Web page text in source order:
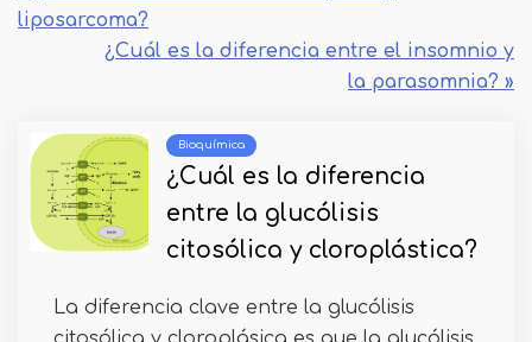
liposarcoma?
¿Cuál es la diferencia entre el insomnio y
la parasomnia? »
Bioquímica
¿Cuál es la diferencia
entre la glucólisis
citosólica y cloroplástica?
La diferencia clave entre la glucólisis